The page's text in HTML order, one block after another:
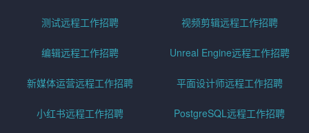
测试远程工作招聘 视频剪辑远程工作招聘
编辑远程工作招聘 Unreal Engine远程工作招聘
新媒体运营远程工作招聘 平面设计师远程工作招聘
小红书远程工作招聘 PostgreSQL远程工作招聘